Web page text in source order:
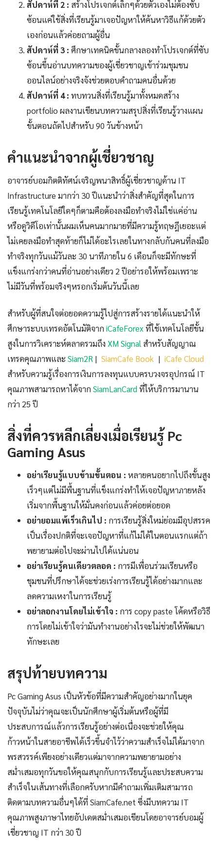
สัปดาห์ที่ 2 : สร้างโปรเจกต์เล็กๆด้วยตัวเองไม่ต้องซับ
ซ้อนแค่ใช้สิ่งที่เรียนรู้มาเจอปัญหาให้ค้นหาวิธีแก้ด้วยตัว
เองก่อนแล้วค่อยถามผู้อื่น
สัปดาห์ที่ 3 : ศึกษาเทคนิคขั้นกลางลองทำโปรเจกต์ที่ซับ
ซ้อนขึ้นอ่านบทความของผู้เชี่ยวชาญเข้าร่วมชุมชน
ออนไลน์อย่างจริงจังช่วยตอบคำถามคนอื่นด้วย
สัปดาห์ที่ 4 : ทบทวนสิ่งที่เรียนรู้มาทั้งหมดสร้าง
portfolio ผลงานเขียนบทความสรุปสิ่งที่เรียนรู้วางแผน
ขั้นตอนถัดไปสำหรับ 90 วันข้างหน้า
คำแนะนำจากผู้เชี่ยวชาญ
อาจารย์บอมกิตติทัศน์เจริญพนาสิทธิ์ผู้เชี่ยวชาญด้าน IT
Infrastructure มากว่า 30 ปีแนะนำว่าสิ่งสำคัญที่สุดในการ
เรียนรู้เทคโนโลยีใดๆก็ตามคือต้องลงมือทำจริงไม่ใช่แค่อ่าน
หรือดูวิดีโอเท่านั้นผมเห็นคนมากมายที่มีความรู้ทฤษฎีเยอะแต่
ไม่เคยลงมือทำสุดท้ายก็ไม่ได้อะไรเลยในทางกลับกันคนที่ลงมือ
ทำจริงทุกวันแม้วันละ 30 นาทีภายใน 6 เดือนก็จะมีทักษะที่
แข็งแกร่งกว่าคนที่อ่านอย่างเดียว 2 ปีอย่ารอให้พร้อมเพราะ
ไม่มีวันที่พร้อมจริงๆหรอกเริ่มต้นวันนี้เลย
สำหรับผู้ที่สนใจต่อยอดความรู้ไปสู่การสร้างรายได้แนะนำให้
ศึกษาระบบเทรดอัตโนมัติจากiCafeForex ที่ใช้เทคโนโลยีขั้น
สูงในการวิเคราะห์ตลาดรวมถึง XM Signal สำหรับสัญญาณ
เทรดคุณภาพและ Siam2R | SiamCafe Book | iCafe Cloud
สำหรับความรู้เรื่องการเงินการลงทุนแบบครบวงจรอุปกรณ์ IT
คุณภาพสามารถหาได้จากSiamLanCardที่ให้บริการมานาน
กว่า 25 ปี
สิ่งที่ควรหลีกเลี่ยงเมื่อเรียนรู้ Pc
Gaming Asus
อย่าเรียนรู้แบบข้ามขั้นตอน : หลายคนอยากไปถึงขั้นสูง
เร็วๆแต่ไม่มีพื้นฐานที่แข็งแกร่งทำให้เจอปัญหาภายหลัง
เริ่มจากพื้นฐานให้มั่นคงก่อนแล้วค่อยต่อยอด
อย่ายอมแพ้เร็วเกินไป : การเรียนรู้สิ่งใหม่ย่อมมีอุปสรรค
เป็นเรื่องปกติที่จะเจอปัญหาที่แก้ไม่ได้ในตอนแรกแต่ถ้า
พยายามต่อไปจะผ่านไปได้แน่นอน
อย่าเรียนรู้คนเดียวตลอด : การมีเพื่อนร่วมเรียนหรือ
ชุมชนที่ปรึกษาได้จะช่วยเร่งการเรียนรู้ได้อย่างมากและ
ลดความเหงาในการเรียนรู้
อย่าลอกงานโดยไม่เข้าใจ : การ copy paste โค้ดหรือวิธี
การโดยไม่เข้าใจว่ามันทำงานอย่างไรจะไม่ช่วยให้พัฒนา
ทักษะเลย
สรุปท้ายบทความ
Pc Gaming Asus เป็นหัวข้อที่มีความสำคัญอย่างมากในยุค
ปัจจุบันไม่ว่าคุณจะเป็นนักศึกษาผู้เริ่มต้นหรือผู้ที่มี
ประสบการณ์แล้วการเรียนรู้อย่างต่อเนื่องจะช่วยให้คุณ
ก้าวหน้าในสายอาชีพได้เร็วขึ้นจำไว้ว่าความสำเร็จไม่ได้มาจาก
พรสวรรค์เพียงอย่างเดียวแต่มาจากความพยายามอย่าง
สม่ำเสมอทุกวันขอให้คุณสนุกกับการเรียนรู้และประสบความ
สำเร็จในเส้นทางที่เลือกครับหากมีคำถามเพิ่มเติมสามารถ
ติดตามบทความอื่นๆได้ที่ SiamCafe.net ซึ่งมีบทความ IT
คุณภาพสูงภาษาไทยอัปเดตสม่ำเสมอเขียนโดยอาจารย์บอมผู้
เชี่ยวชาญ IT กว่า 30 ปี